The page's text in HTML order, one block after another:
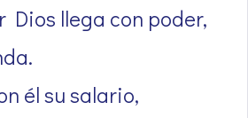
Dios llega con poder,
él su salario,